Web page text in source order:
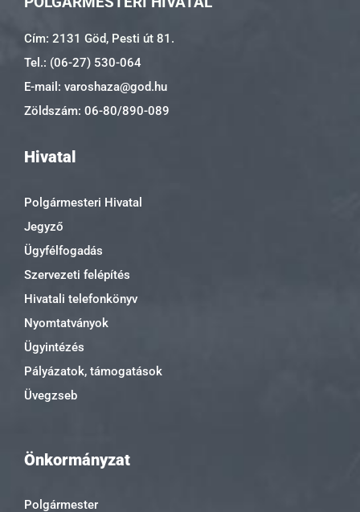
Cím: 2131 Göd, Pesti út 81.
Tel.: (06-27) 530-064
E-mail: varoshaza@god.hu
Zöldszám: 06-80/890-089
Hivatal
Polgármesteri Hivatal
Jegyző
Ügyfélfogadás
Szervezeti felépítés
Hivatali telefonkönyv
Nyomtatványok
Ügyintézés
Pályázatok, támogatások
Üvegzseb
Önkormányzat
Polgármester